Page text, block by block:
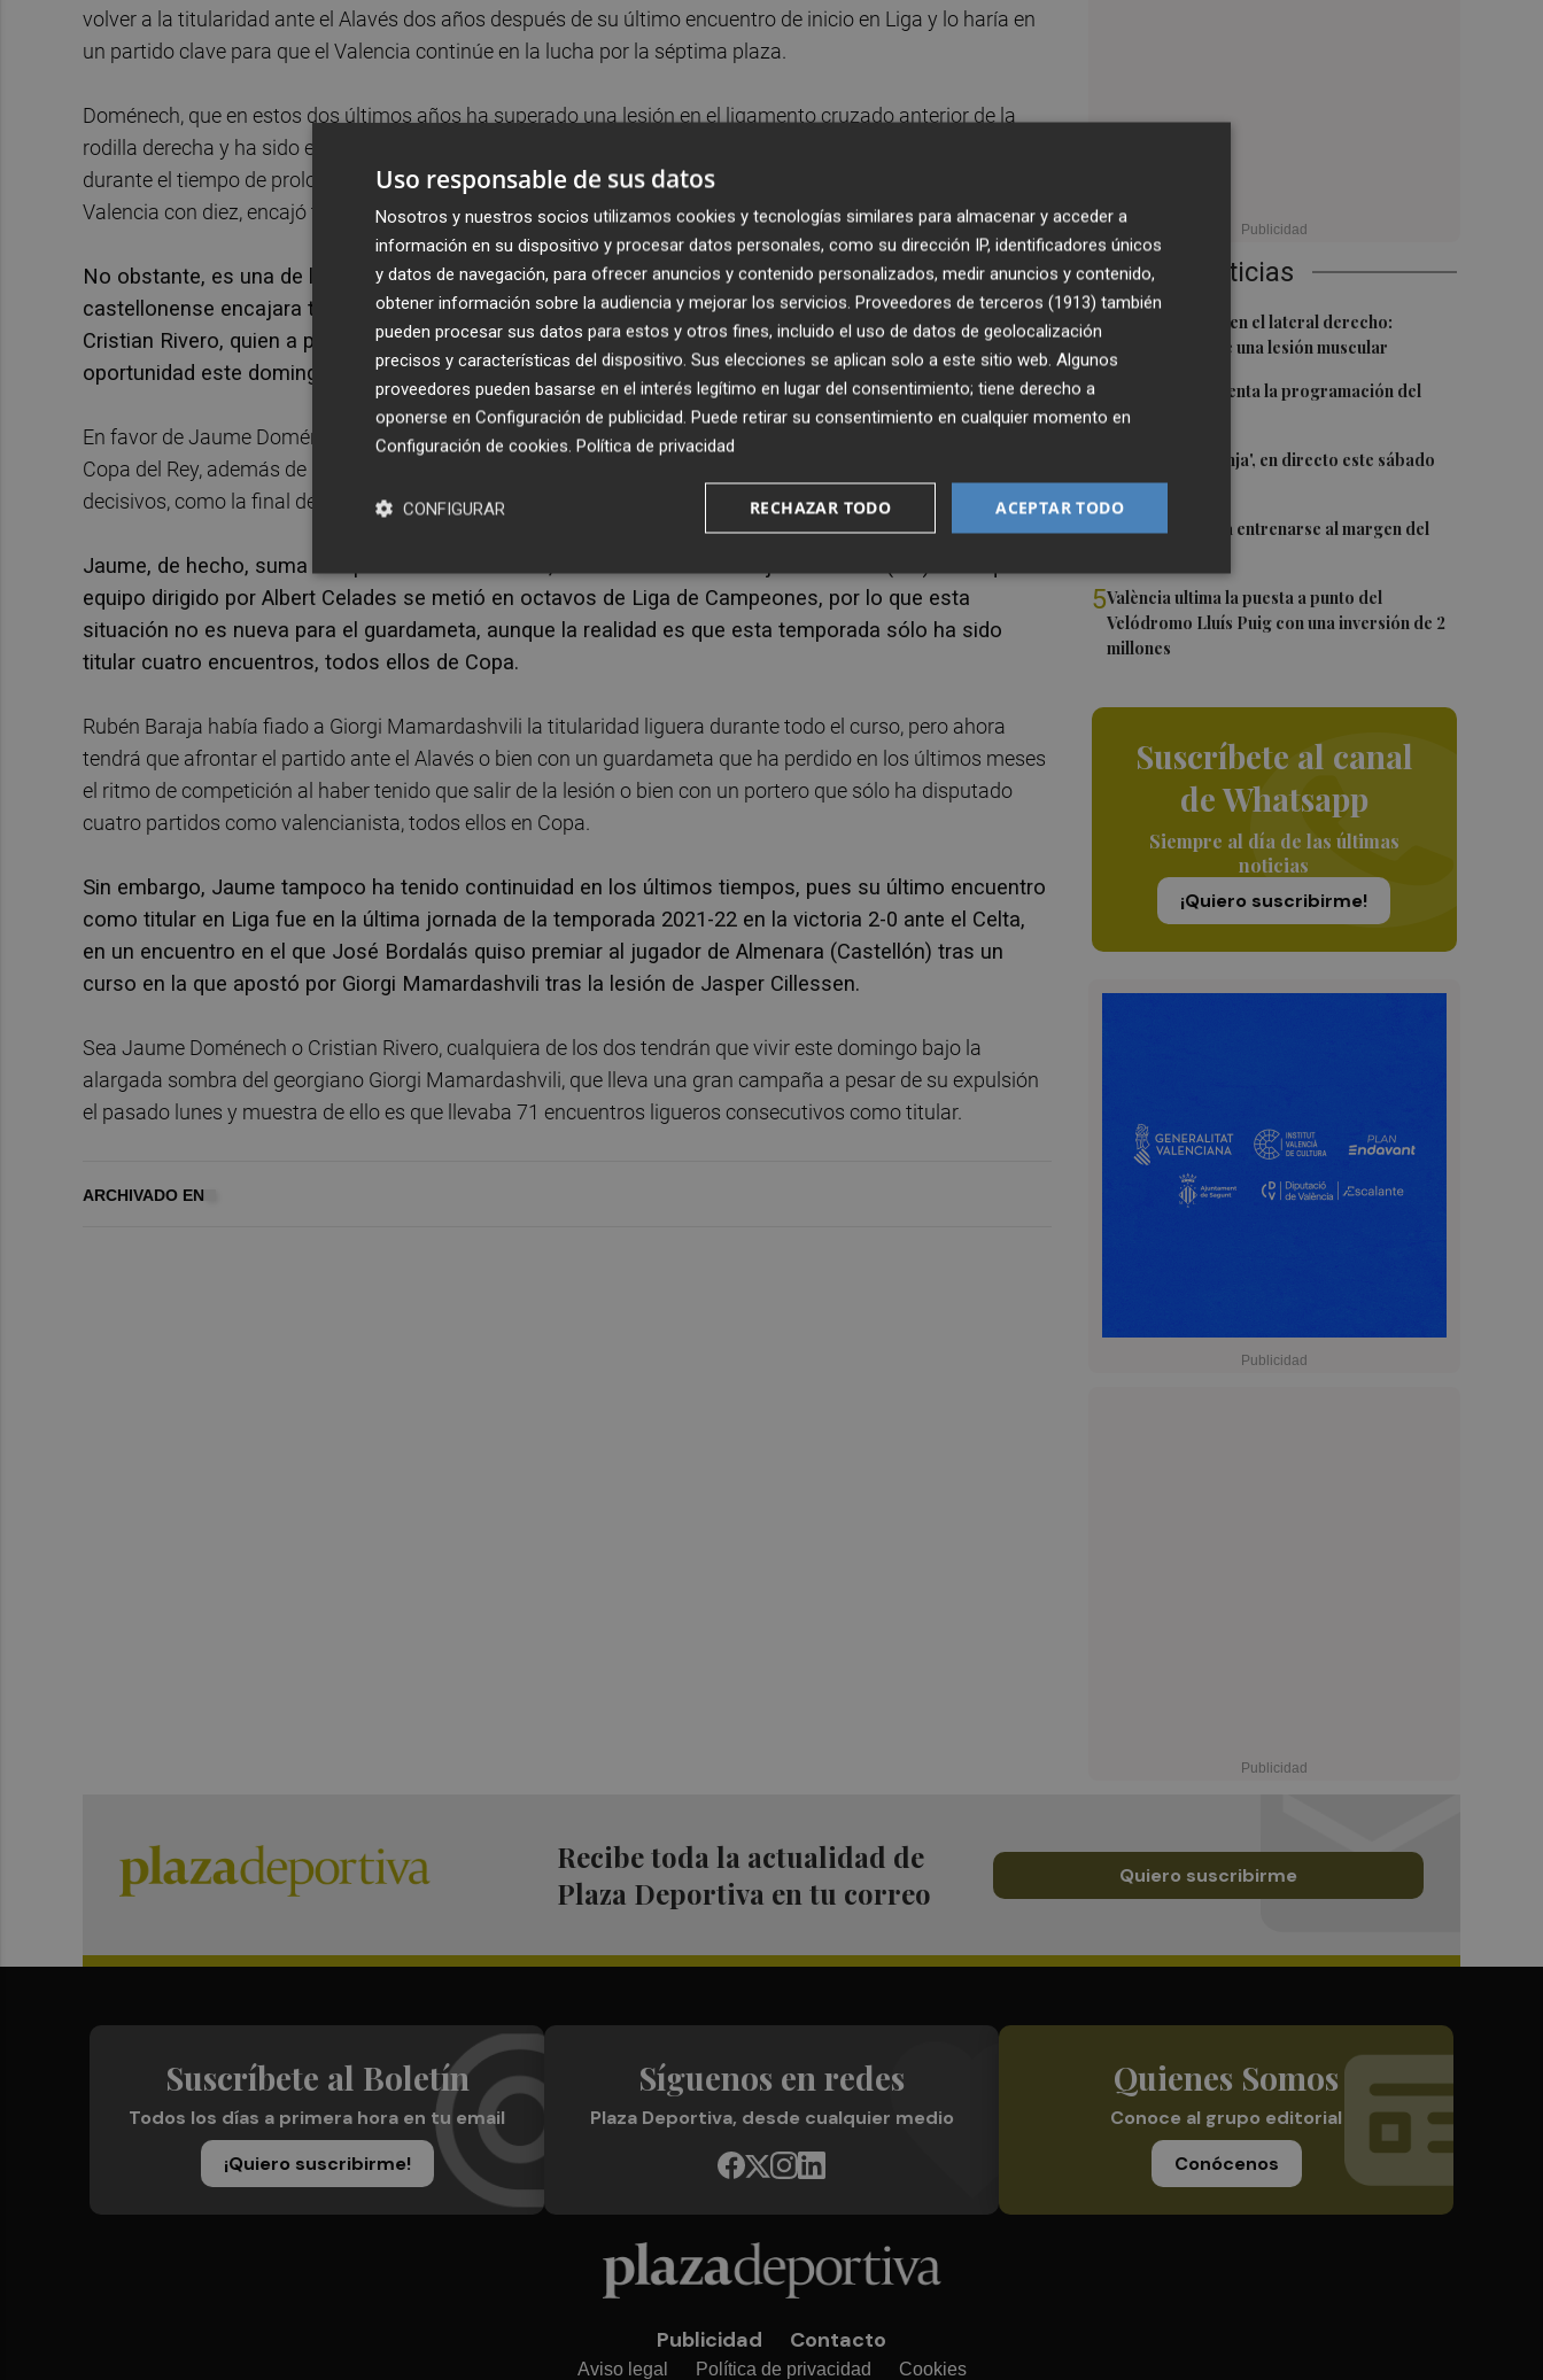
Últimas Noticias
1
Más problemas en el lateral derecho:
Monferrer sufre una lesión muscular
2
El Valencia presenta la programación del
Trofeu Taronja
El 'Trofeu Taronja', en directo este sábado
por À Punt
4Almeida vuelve a entrenarse al margen del
5València ultima la puesta a punto del
Velódromo Lluís Puig con una inversión de 2
millones
Suscríbete al canal
de Whatsapp
Siempre al día de las últimas
noticias
¡Quiero suscribirme!
volver a la titularidad ante el Alavés dos años después de su último encuentro de inicio en Liga y lo haría en
un partido clave para que el Valencia continúe en la lucha por la séptima plaza.
Doménech, que en estos dos últimos años ha superado una lesión en el ligamento cruzado anterior de la
rodilla derecha y ha sido el suplente de Giorgi Mamardashvili, ya salió este pasado lunes ante el Barça
durante el tiempo de prolongación de la primera mitad y toda la segunda parte, en la que, jugando el
Valencia con diez, encajó tres goles.
No obstante, es una de las dos opciones que maneja Rubén Baraja, que después de que el
castellonense encajara tres tantos en apenas cuarenta y cinco minutos podría darle la alternativa a
Cristian Rivero, quien a pesar de no haber debutado en Primera División, podría tener su gran
oportunidad este domingo ante el Alavés en Mestalla.
En favor de Jaume Doménech está el hecho de haber sido el portero que disputó los cuatro partidos de
Copa del Rey, además de llevar ya diez años en el primer equipo y haber disputado varios encuentros
decisivos, como la final de Copa del Rey de 2019, que supuso el último título del Valencia.
Jaume, de hecho, suma 121 partidos como titular, entre ellos el crucial Ajax-Valencia (0-1) en el que el
equipo dirigido por Albert Celades se metió en octavos de Liga de Campeones, por lo que esta
situación no es nueva para el guardameta, aunque la realidad es que esta temporada sólo ha sido
titular cuatro encuentros, todos ellos de Copa.
Rubén Baraja había fiado a Giorgi Mamardashvili la titularidad liguera durante todo el curso, pero ahora
tendrá que afrontar el partido ante el Alavés o bien con un guardameta que ha perdido en los últimos meses
el ritmo de competición al haber tenido que salir de la lesión o bien con un portero que sólo ha disputado
cuatro partidos como valencianista, todos ellos en Copa.
Sin embargo, Jaume tampoco ha tenido continuidad en los últimos tiempos, pues su último encuentro
como titular en Liga fue en la última jornada de la temporada 2021-22 en la victoria 2-0 ante el Celta,
en un encuentro en el que José Bordalás quiso premiar al jugador de Almenara (Castellón) tras un
curso en la que apostó por Giorgi Mamardashvili tras la lesión de Jasper Cillessen.
Sea Jaume Doménech o Cristian Rivero, cualquiera de los dos tendrán que vivir este domingo bajo la
alargada sombra del georgiano Giorgi Mamardashvili, que lleva una gran campaña a pesar de su expulsión
el pasado lunes y muestra de ello es que llevaba 71 encuentros ligueros consecutivos como titular.
ARCHIVADO EN
Recibe toda la actualidad de
Plaza Deportiva en tu correo
Quiero suscribirme
Suscríbete al Boletín
Todos los días a primera hora en tu email
¡Quiero suscribirme!
Síguenos en redes
Plaza Deportiva, desde cualquier medio
Quienes Somos
Conoce al grupo editorial
Conócenos
Publicidad Contacto
Aviso legal Política de privacidad Cookies
Uso responsable de sus datos
Nosotros y nuestros socios utilizamos cookies y tecnologías similares para almacenar y acceder a
información en su dispositivo y procesar datos personales, como su dirección IP, identificadores únicos
y datos de navegación, para ofrecer anuncios y contenido personalizados, medir anuncios y contenido,
obtener información sobre la audiencia y mejorar los servicios. Proveedores de terceros (1913) también
pueden procesar sus datos para estos y otros fines, incluido el uso de datos de geolocalización
precisos y características del dispositivo. Sus elecciones se aplican solo a este sitio web. Algunos
proveedores pueden basarse en el interés legítimo en lugar del consentimiento; tiene derecho a
oponerse en Configuración de publicidad. Puede retirar su consentimiento en cualquier momento en
Configuración de cookies. Política de privacidad
ACEPTAR TODO
RECHAZAR TODO
CONFIGURAR